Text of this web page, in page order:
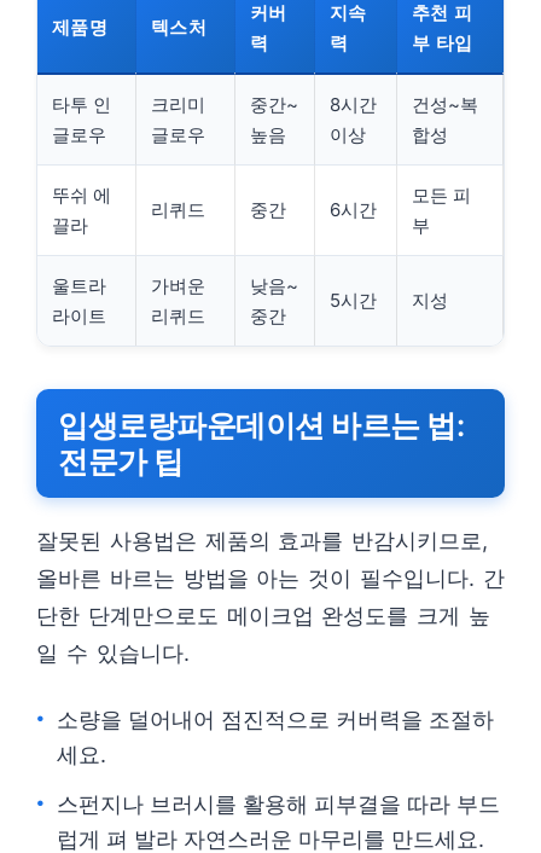
제품명 텍스처
커버
력
지속
력
추천 피
부 타입
타투 인
글로우
크리미
글로우
중간~
높음
8시간
이상
건성~복
합성
뚜쉬 에
끌라
리퀴드 중간 6시간
모든 피
부
울트라
라이트
가벼운
리퀴드
낮음~
중간
5시간 지성
입생로랑파운데이션 바르는 법:
전문가 팁
잘못된 사용법은 제품의 효과를 반감시키므로,
올바른 바르는 방법을 아는 것이 필수입니다. 간
단한 단계만으로도 메이크업 완성도를 크게 높
일 수 있습니다.
소량을 덜어내어 점진적으로 커버력을 조절하
세요.
스펀지나 브러시를 활용해 피부결을 따라 부드
럽게 펴 발라 자연스러운 마무리를 만드세요.